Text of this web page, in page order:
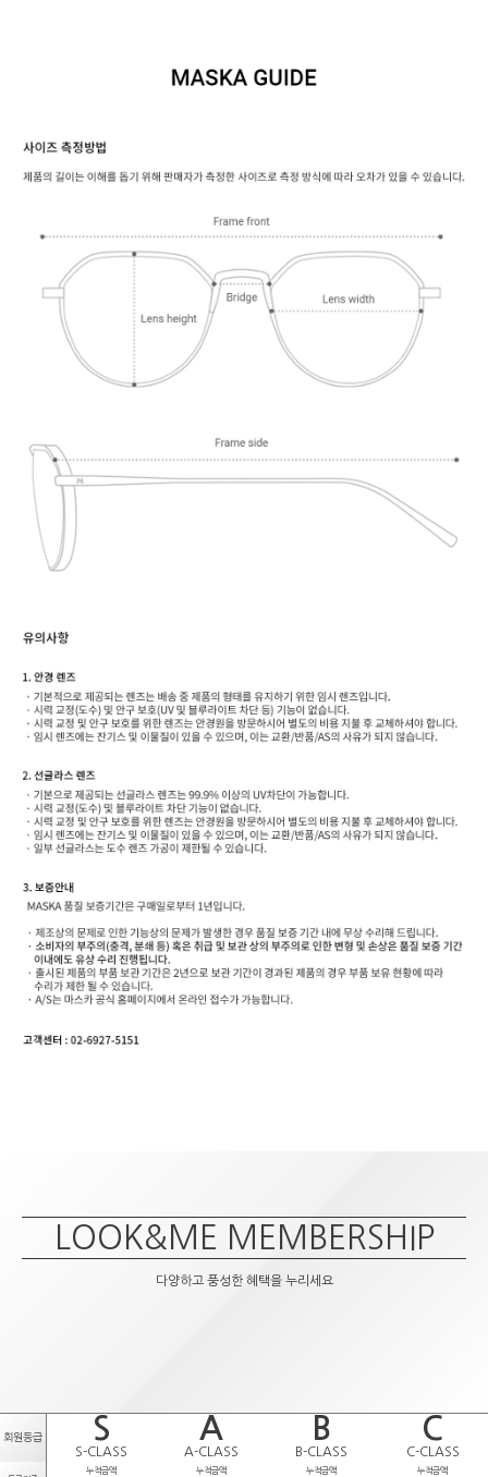
LOOK&ME MEMBERSHIP
다양하고 풍성한 혜택을 누리세요
회원등급 S A B C
S-CLASS A-CLASS B-CLASS C-CLASS
누적금액 누적금액 누적금액 누적금액